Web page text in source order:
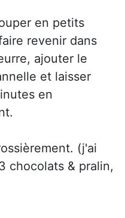
en petits
revenir dans
ajouter le
et laisser
en
(j'ai
chocolats & pralin,